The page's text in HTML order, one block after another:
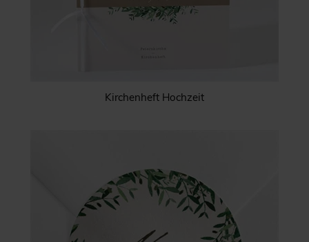
Kirchenheft Hochzeit